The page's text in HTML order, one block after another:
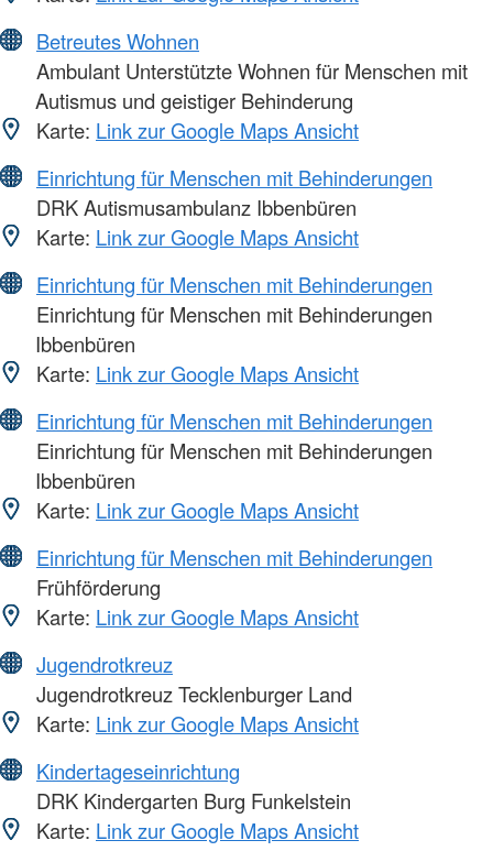
Betreutes Wohnen
Ambulant Unterstützte Wohnen für Menschen mit
Autismus und geistiger Behinderung
Karte: Link zur Google Maps Ansicht
Einrichtung für Menschen mit Behinderungen
DRK Autismusambulanz Ibbenbüren
Karte: Link zur Google Maps Ansicht
Einrichtung für Menschen mit Behinderungen
Einrichtung für Menschen mit Behinderungen
Ibbenbüren
Karte: Link zur Google Maps Ansicht
Einrichtung für Menschen mit Behinderungen
Einrichtung für Menschen mit Behinderungen
Ibbenbüren
Karte: Link zur Google Maps Ansicht
Einrichtung für Menschen mit Behinderungen
Frühförderung
Karte: Link zur Google Maps Ansicht
Jugendrotkreuz
Jugendrotkreuz Tecklenburger Land
Karte: Link zur Google Maps Ansicht
Kindertageseinrichtung
DRK Kindergarten Burg Funkelstein
Karte: Link zur Google Maps Ansicht